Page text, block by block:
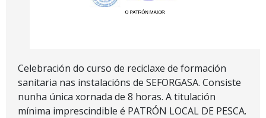
Celebración do curso de reciclaxe de formación
sanitaria nas instalacións de SEFORGASA. Consiste
nunha única xornada de 8 horas. A titulación
mínima imprescindible é PATRÓN LOCAL DE PESCA.